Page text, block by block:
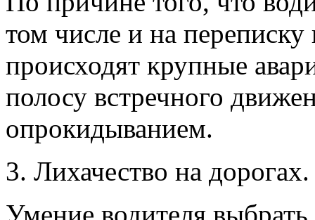
том числе и на
происходят крупные
полосу встречного
опрокидыванием.
3. Лихачество на дорогах.
Умение водителя